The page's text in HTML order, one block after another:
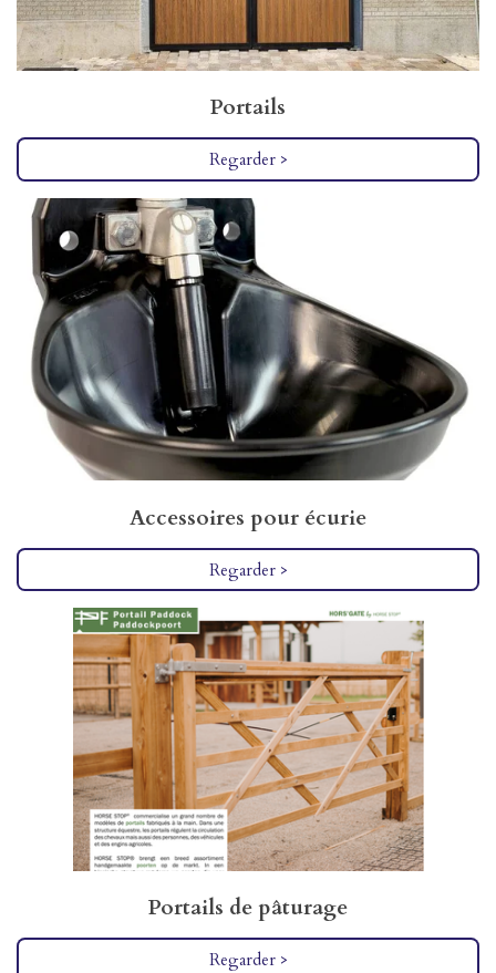
Portails
Regarder >
Accessoires pour écurie
Regarder >
Portails de pâturage
Regarder >